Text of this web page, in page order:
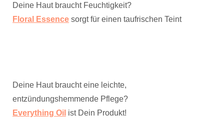
Deine Haut braucht Feuchtigkeit?
Floral Essence sorgt für einen taufrischen Teint
Deine Haut braucht eine leichte,
entzündungshemmende Pflege?
Everything Oil ist Dein Produkt!